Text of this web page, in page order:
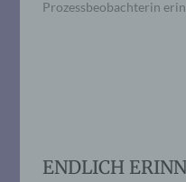
Prozessbeobachterin
ENDLICH